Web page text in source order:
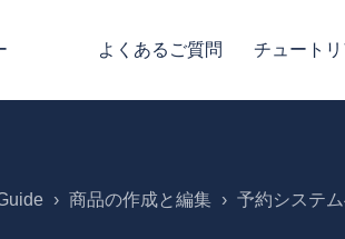
よくあるご質問 チュート
商品の作成と編集 予約システ